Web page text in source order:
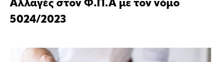
Αλλαγές στον Φ.Π.Α με τον νόμο
5024/2023